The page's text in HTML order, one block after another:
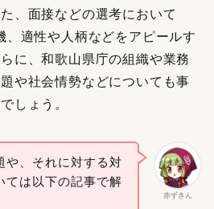
、面接などの選考において
、適性や人柄などをアピールす
に、和歌山県庁の組織や業務
や社会情勢などについても事
しょう。
赤ずきん
や、それに対する対
ては以下の記事で解